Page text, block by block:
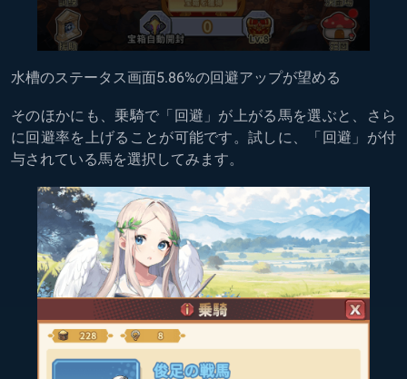
水槽のステータス画面5.86%の回避アップが望める
そのほかにも、乗騎で「回避」が上がる馬を選ぶと、さら
に回避率を上げることが可能です。試しに、「回避」が付
与されている馬を選択してみます。